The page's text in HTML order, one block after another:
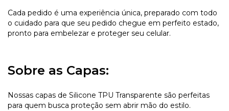
Cada pedido é uma experiência única, preparado com todo
o cuidado para que seu pedido chegue em perfeito estado,
pronto para embelezar e proteger seu celular.
Sobre as Capas:
Nossas capas de Silicone TPU Transparente são perfeitas
para quem busca proteção sem abrir mão do estilo.